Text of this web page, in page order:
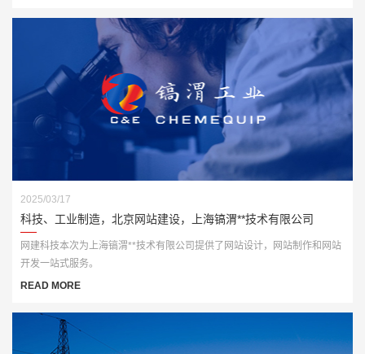
2025/03/17
科技、工业制造，北京网站建设，上海镐渭**技术有限公司
网建科技本次为上海镐渭**技术有限公司提供了网站设计，网站制作和网站
开发一站式服务。
READ MORE